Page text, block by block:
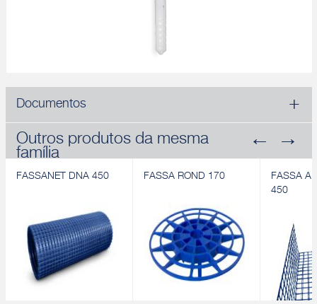
Documentos
Outros produtos da mesma
família
FASSANET DNA 450 FASSA ROND 170
FASSA
450